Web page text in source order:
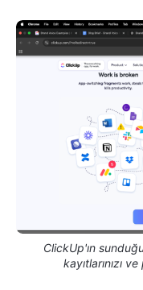
ClickUp'ın
kayıtlarınızı